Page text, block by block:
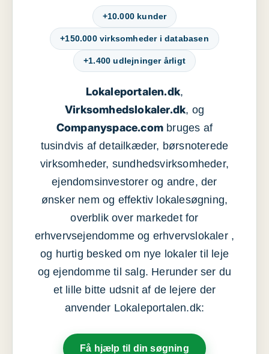
+10.000 kunder
+150.000 virksomheder i databasen
+1.400 udlejninger årligt
Lokaleportalen.dk,
Virksomhedslokaler.dk, og
Companyspace.com bruges af
tusindvis af detailkæder, børsnoterede
virksomheder, sundhedsvirksomheder,
ejendomsinvestorer og andre, der
ønsker nem og effektiv lokalesøgning,
overblik over markedet for
erhvervsejendomme og erhvervslokaler ,
og hurtig besked om nye lokaler til leje
og ejendomme til salg. Herunder ser du
et lille bitte udsnit af de lejere der
anvender Lokaleportalen.dk:
Få hjælp til din søgning